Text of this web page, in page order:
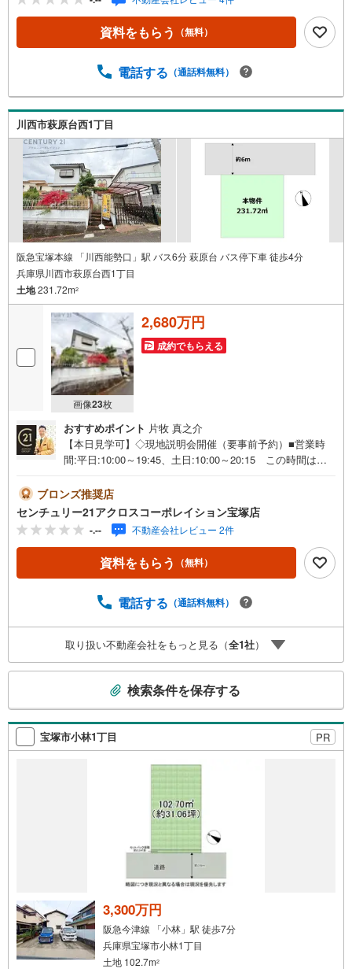
リー21グループで28年連続No.1（1997年～2024年兵庫地区
仲介実績） 西宮・尼崎・伊丹・宝塚にて8店舗展開中。阪
神間での購入や売却は当店にお任せ下さい■お客様駐車場、
ますが、お車でのお越しも大歓迎です。 お子様連れでも
着の当店では2000万円台の新築戸建や、1000万円台の中古
マンションを始め多数物件を取り扱っています。Yahoo！
不動産に掲載しきれない物件もご紹介できます。弊社ホー
ムページへは「C21アクロス」で検索！
資料をもらう （無料）
電話する （通話料無料）
川西市萩原台西1丁目
阪急宝塚本線 「川西能勢口」駅 バス6分 萩原台 バス停下車 徒歩4分
兵庫県川西市萩原台西1丁目
土地231.72m2
画像23枚
2,680万円
成約でもらえる
おすすめポイント 片牧 真之介
【本日見学可】◇現地説明会開催（要事前予約）■営業時
間:平日:10:00～19:45、土日:10:00～20:15 この時間はお
積231.72平米の広々とした整形地です。周辺は閑静な住宅
街で、自然豊かな住環境。＝＝＝＝＝センチュリー21アク
ロスグループの3つの特徴＝＝＝＝＝＝■センチュリー21グ
ループで28年連続No.1（1997年～2024年兵庫地区仲介実
績） 西宮・尼崎・伊丹・宝塚にて8店舗展開中。阪神間で
の購入や売却は当店にお任せ下さい■お客様駐車場、キッズ
が、お車でのお越しも大歓迎です。 お子様連れでもご安
当店では2000万円台の新築戸建や、1000万円台の中古マン
ションを始め多数物件を取り扱っています。Yahoo！不動
産に掲載しきれない物件もご紹介できます。お気軽にお問
ブロンズ推奨店
センチュリー21アクロスコーポレイション宝塚店
-.-- 不動産会社レビュー 2件
資料をもらう （無料）
電話する （通話料無料）
取り扱い不動産会社をもっと見る（全1社）
検
索
条
る
・
条
件
検索条件を保存する
宝塚市小林1丁目 PR
3,300万円
阪急今津線 「小林」駅 徒歩7分
兵庫県宝塚市小林1丁目
土地 102.7m2